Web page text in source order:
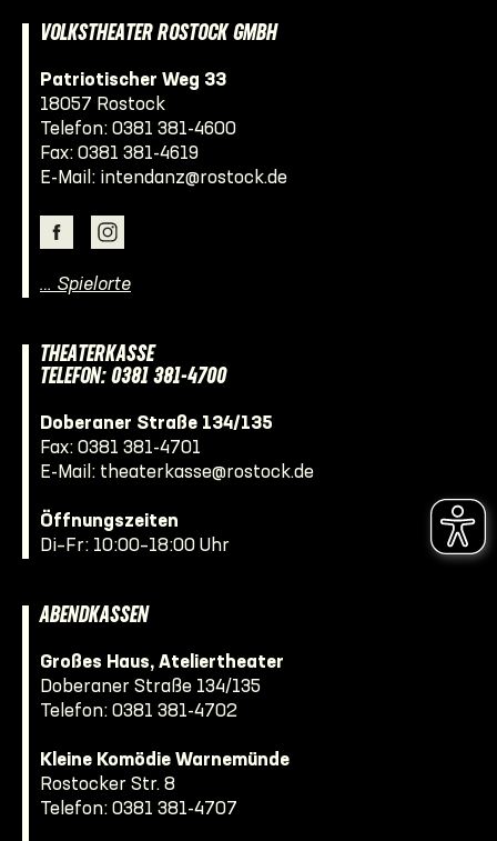
VOLKSTHEATER ROSTOCK GMBH
Patriotischer Weg 33
18057 Rostock
Telefon: 0381 381-4600
Fax: 0381 381-4619
E-Mail: intendanz@rostock.de
… Spielorte
THEATERKASSE
TELEFON: 0381 381-4700
Doberaner Straße 134/135
Fax: 0381 381-4701
E-Mail: theaterkasse@rostock.de
Öffnungszeiten
Di–Fr: 10:00–18:00 Uhr
ABENDKASSEN
Großes Haus, Ateliertheater
Doberaner Straße 134/135
Telefon: 0381 381-4702
Kleine Komödie Warnemünde
Rostocker Str. 8
Telefon: 0381 381-4707